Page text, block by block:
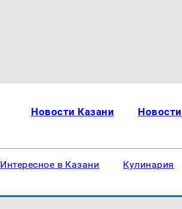
Новости Казани
Интересное в Казани Кулинария